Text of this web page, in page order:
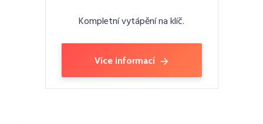
Kompletní vytápění na klíč.
Více informací